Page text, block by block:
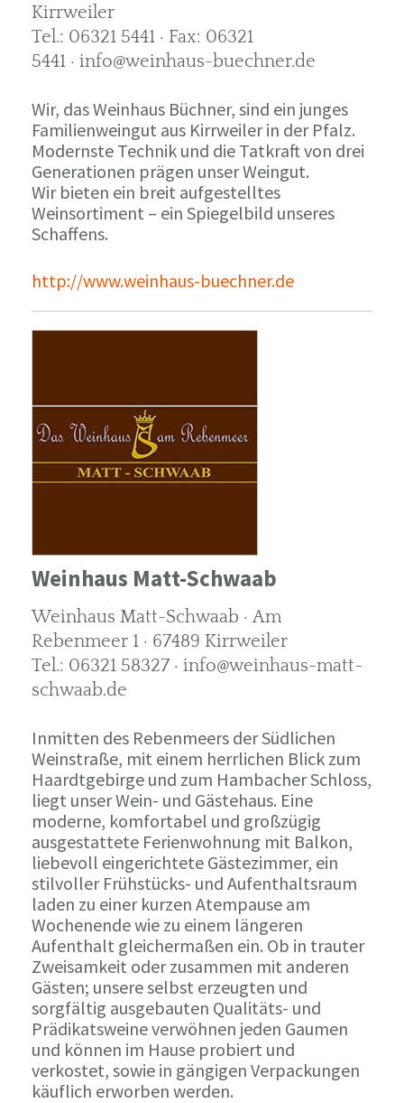
Kirrweiler
Tel.: 06321 5441 · Fax: 06321
5441 · info@weinhaus-buechner.de
Wir, das Weinhaus Büchner, sind ein junges
Familienweingut aus Kirrweiler in der Pfalz.
Modernste Technik und die Tatkraft von drei
Generationen prägen unser Weingut.
Wir bieten ein breit aufgestelltes
Weinsortiment – ein Spiegelbild unseres
Schaffens.
http://www.weinhaus-buechner.de
Weinhaus Matt-Schwaab
Weinhaus Matt-Schwaab · Am
Rebenmeer 1 · 67489 Kirrweiler
Tel.: 06321 58327 · info@weinhaus-matt-
schwaab.de
Inmitten des Rebenmeers der Südlichen
Weinstraße, mit einem herrlichen Blick zum
Haardtgebirge und zum Hambacher Schloss,
liegt unser Wein- und Gästehaus. Eine
moderne, komfortabel und großzügig
ausgestattete Ferienwohnung mit Balkon,
liebevoll eingerichtete Gästezimmer, ein
stilvoller Frühstücks- und Aufenthaltsraum
laden zu einer kurzen Atempause am
Wochenende wie zu einem längeren
Aufenthalt gleichermaßen ein. Ob in trauter
Zweisamkeit oder zusammen mit anderen
Gästen; unsere selbst erzeugten und
sorgfältig ausgebauten Qualitäts- und
Prädikatsweine verwöhnen jeden Gaumen
und können im Hause probiert und
verkostet, sowie in gängigen Verpackungen
käuflich erworben werden.